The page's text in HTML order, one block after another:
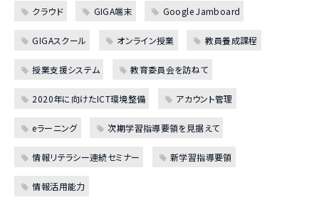
クラウド GIGA端末 Google Jamboard
GIGAスクール オンライン授業 教員養成課程
授業支援システム 教育委員会を訪ねて
2020年に向けたICT環境整備 アカウント管理
eラーニング 次期学習指導要領を見据えて
情報リテラシー連続セミナー 新学習指導要領
情報活用能力